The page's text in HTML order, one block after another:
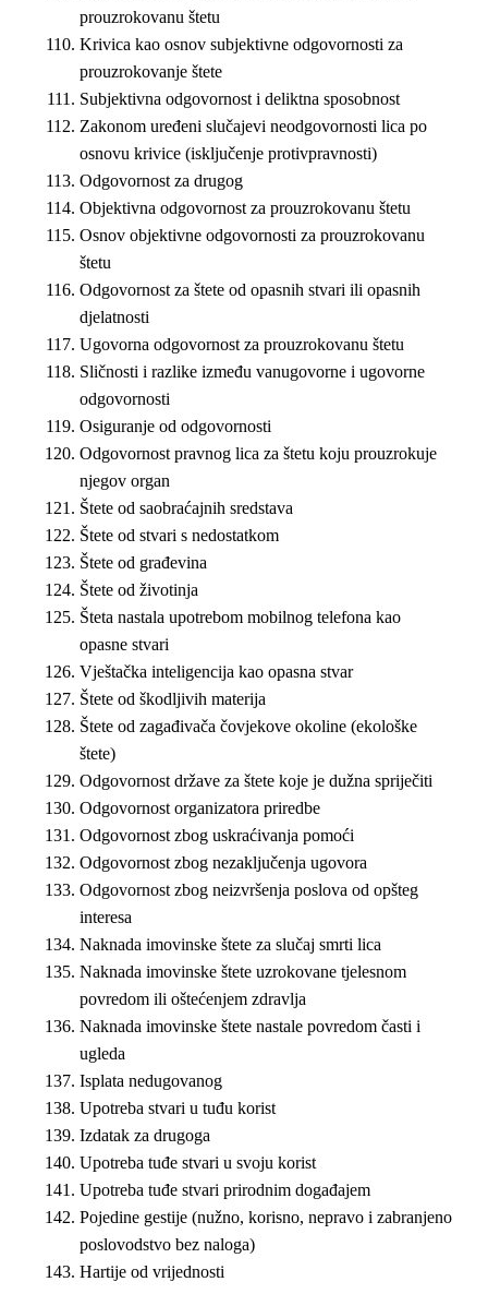
prouzrokovanu štetu
Krivica kao osnov subjektivne odgovornosti za
prouzrokovanje štete
Subjektivna odgovornost i deliktna sposobnost
Zakonom uređeni slučajevi neodgovornosti lica po
osnovu krivice (isključenje protivpravnosti)
Odgovornost za drugog
Objektivna odgovornost za prouzrokovanu štetu
Osnov objektivne odgovornosti za prouzrokovanu
štetu
Odgovornost za štete od opasnih stvari ili opasnih
djelatnosti
Ugovorna odgovornost za prouzrokovanu štetu
Sličnosti i razlike između vanugovorne i ugovorne
odgovornosti
Osiguranje od odgovornosti
Odgovornost pravnog lica za štetu koju prouzrokuje
njegov organ
Štete od saobraćajnih sredstava
Štete od stvari s nedostatkom
Štete od građevina
Štete od životinja
Šteta nastala upotrebom mobilnog telefona kao
opasne stvari
Vještačka inteligencija kao opasna stvar
Štete od škodljivih materija
Štete od zagađivača čovjekove okoline (ekološke
štete)
Odgovornost države za štete koje je dužna spriječiti
Odgovornost organizatora priredbe
Odgovornost zbog uskraćivanja pomoći
Odgovornost zbog nezaključenja ugovora
Odgovornost zbog neizvršenja poslova od opšteg
interesa
Naknada imovinske štete za slučaj smrti lica
Naknada imovinske štete uzrokovane tjelesnom
povredom ili oštećenjem zdravlja
Naknada imovinske štete nastale povredom časti i
ugleda
Isplata nedugovanog
Upotreba stvari u tuđu korist
Izdatak za drugoga
Upotreba tuđe stvari u svoju korist
Upotreba tuđe stvari prirodnim događajem
Pojedine gestije (nužno, korisno, nepravo i zabranjeno
poslovodstvo bez naloga)
Hartije od vrijednosti